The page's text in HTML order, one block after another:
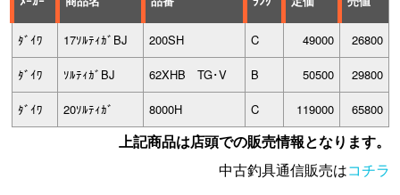
ﾀﾞｲﾜ 17ｿﾙﾃｨｶﾞBJ 200SH C 49000 26800
ﾀﾞｲﾜ ｿﾙﾃｨｶﾞBJ 62XHB TG･V B 50500 29800
ﾀﾞｲﾜ 20ｿﾙﾃｨｶﾞ 8000H C 119000 65800
上記商品は店頭での販売情報となります。
中古釣具通信販売はコチラ